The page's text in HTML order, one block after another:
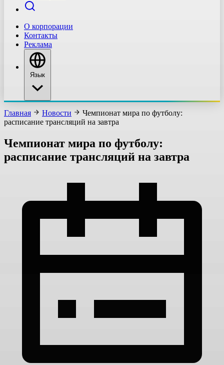
О корпорации
Контакты
Реклама
Язык
Главная Новости
Чемпионат мира по футболу:
расписание трансляций на завтра
Чемпионат мира по футболу:
расписание трансляций на завтра